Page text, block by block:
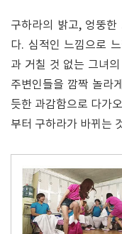
구하라의 밝고, 엉뚱
다. 심적인 느낌으로
과 거칠 것 없는 그녀
주변인들을 깜짝 놀라
듯한 과감함으로 다가
부터 구하라가 바뀌는